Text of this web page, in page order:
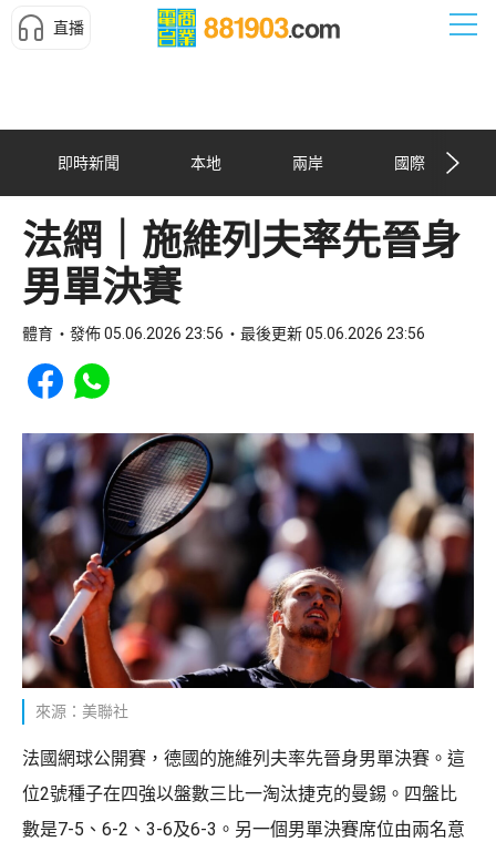
直播
即時新聞 本地 兩岸 國際
法網｜施維列夫率先晉身
男單決賽
體育 發佈 05.06.2026 23:56 最後更新 05.06.2026 23:56
Share to Facebook
Share to WhatsApp
來源：美聯社
法國網球公開賽，德國的施維列夫率先晉身男單決賽。這
位2號種子在四強以盤數三比一淘汰捷克的曼錫。四盤比
數是7-5、6-2、3-6及6-3。另一個男單決賽席位由兩名意